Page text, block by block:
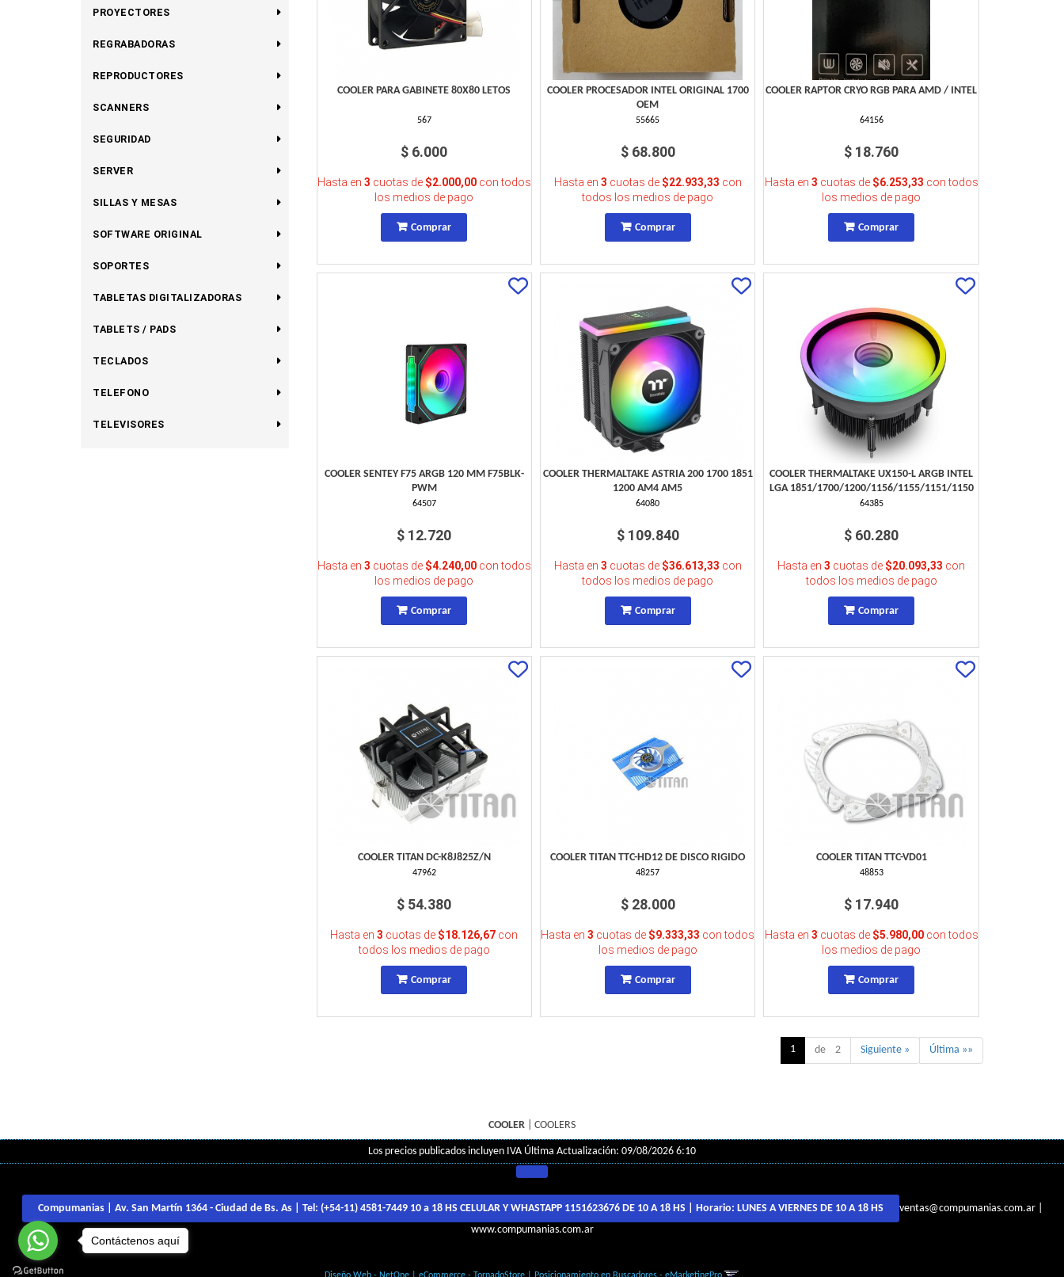
PROYECTORES
REGRABADORAS
REPRODUCTORES
SCANNERS
SEGURIDAD
SERVER
SILLAS Y MESAS
SOFTWARE ORIGINAL
SOPORTES
TABLETAS DIGITALIZADORAS
TABLETS / PADS
TECLADOS
TELEFONO
TELEVISORES
COOLER PARA GABINETE 80X80 LETOS
567
$ 6.000
Hasta en 3 cuotas de $2.000,00con todos
los medios de pago
Comprar
COOLER PROCESADOR INTEL ORIGINAL 1700
OEM
55665
$ 68.800
Hasta en 3 cuotas de $22.933,33 con
todos los medios de pago
Comprar
COOLER RAPTOR CRYO RGB PARA AMD / INTEL
64156
$ 18.760
Hasta en 3 cuotas de $6.253,33 con todos
los medios de pago
Comprar
COOLER SENTEY F75 ARGB 120 MM F75BLK-
PWM
64507
$ 12.720
Hasta en 3 cuotas de $4.240,00con todos
los medios de pago
Comprar
COOLER THERMALTAKE ASTRIA 200 1700 1851
1200 AM4 AM5
64080
$ 109.840
Hasta en 3 cuotas de $36.613,33 con
todos los medios de pago
Comprar
COOLER THERMALTAKE UX150-L ARGB INTEL
LGA 1851/1700/1200/1156/1155/1151/1150
64385
$ 60.280
Hasta en3 cuotas de $20.093,33 con
todos los medios de pago
Comprar
COOLER TITAN DC-K8J825Z/N
47962
$ 54.380
Hasta en3 cuotas de $18.126,67 con
todos los medios de pago
Comprar
COOLER TITAN TTC-HD12 DE DISCO RIGIDO
48257
$ 28.000
Hasta en3 cuotas de $9.333,33 con todos
los medios de pago
Comprar
COOLER TITAN TTC-VD01
48853
$ 17.940
Hasta en 3 cuotas de $5.980,00con todos
los medios de pago
Comprar
1 de 2 Siguiente » Última »»
COOLER COOLERS
Los precios publicados incluyen IVA Última Actualización: 09/08/2026 6:10
Compumanias | Av. San Martín 1364 - Ciudad de Bs. As | Tel: (+54-11) 4581-7449 10 a 18 HS CELULAR Y WHASTAPP 1151623676 DE 10 A 18 HS | Horario: LUNES A VIERNES DE 10 A 18 HS ventas@compumanias.com.ar|
www.compumanias.com.ar
Contáctenos aquí